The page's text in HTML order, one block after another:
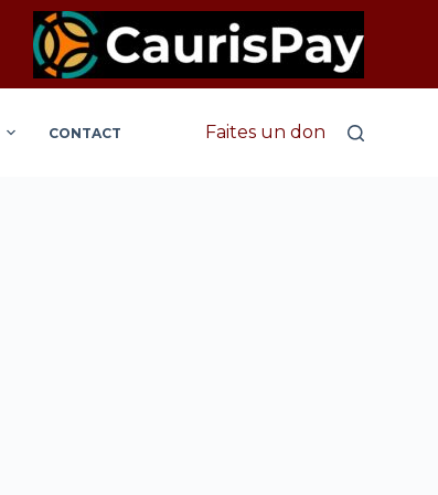
CONTACT Faites un don